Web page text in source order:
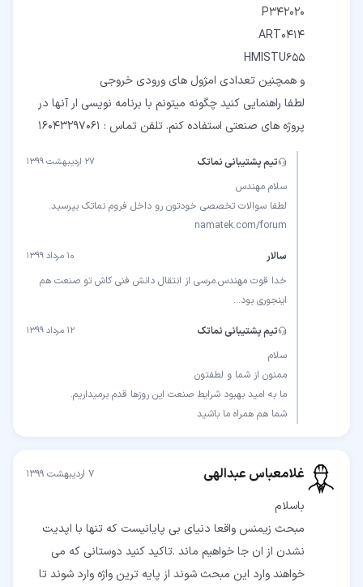
لطفا راهنمایی کنید چگونه میتونم با برنامه نویسی ار آنها در
پروژه های صنعتی استفاده کنم. تلفن تماس : 16043297061
تیم پشتیبانی نماتک ۲۷ اردیبهشت ۱۳۹۹
namatek.com/forum
سالار ۱۰ مرداد ۱۳۹۹
خدا قوت مهندس.مرسی از انتقال دانش فنی کاش تو صنعت هم
اینجوری بود...
تیم پشتیبانی نماتک ۱۲ مرداد ۱۳۹۹
شما هم همراه ما باشید
غلامعباس عبدالهی ۷ اردیبهشت ۱۳۹۹
مبحث زیمنس واقعا دنیای بی پایانیست که تنها با اپدیت
نشدن از ان جا خواهیم ماند .تاکید کنید دوستانی که می
خواهند وارد این مبحث شوند از پایه ترین واژه وارد شوند تا